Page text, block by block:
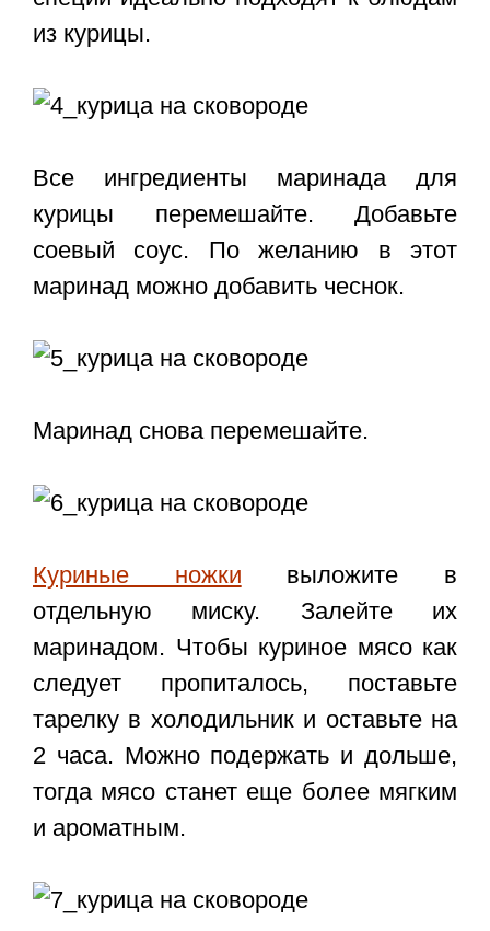
из курицы.
Все ингредиенты маринада для
курицы перемешайте. Добавьте
соевый соус. По желанию в этот
маринад можно добавить чеснок.
Маринад снова перемешайте.
Куриные ножки выложите в
отдельную миску. Залейте их
маринадом. Чтобы куриное мясо как
следует пропиталось, поставьте
тарелку в холодильник и оставьте на
2 часа. Можно подержать и дольше,
тогда мясо станет еще более мягким
и ароматным.